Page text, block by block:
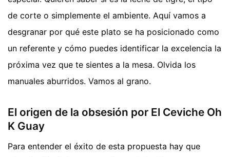
de corte o simplemente el ambiente. Aquí vamos a
desgranar por qué este plato se ha posicionado como
un referente y cómo puedes identificar la excelencia la
próxima vez que te sientes a la mesa. Olvida los
manuales aburridos. Vamos al grano.
El origen de la obsesión por El Ceviche Oh
K Guay
Para entender el éxito de esta propuesta hay que